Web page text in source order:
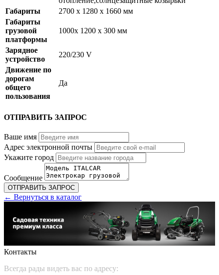
Габариты
2700 x 1280 x 1660 мм
Габариты
грузовой
платформы
1000x 1200 x 300 мм
Зарядное
устройство
220/230 V
Движение по
дорогам
общего
пользования
Да
ОТПРАВИТЬ ЗАПРОС
Ваше имя
Адрес электронной почты
Укажите город
Сообщение
← Вернуться в каталог
Контакты
Всегда рады видеть вас по адресу: